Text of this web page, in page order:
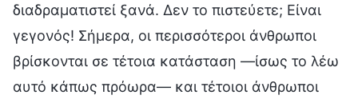
διαδραματιστεί ξανά. Δεν το πιστεύετε; Είναι
γεγονός! Σήμερα, οι περισσότεροι άνθρωποι
βρίσκονται σε τέτοια κατάσταση —ίσως το λέω
αυτό κάπως πρόωρα— και τέτοιοι άνθρωποι